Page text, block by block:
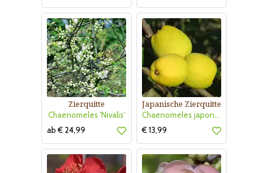
Zierquitte
Chaenomeles 'Nivalis'
ab € 24,99
Japanische Zierquitte
Chaenomeles japonica
€ 13,99